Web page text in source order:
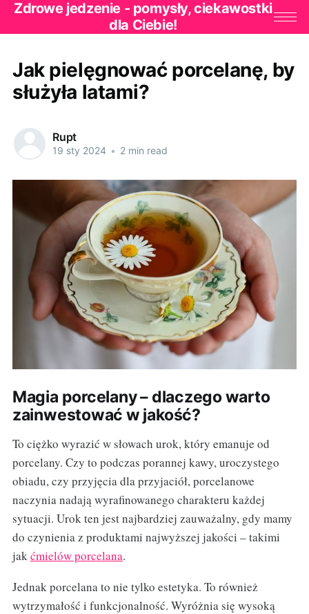
Zdrowe jedzenie - pomysły, ciekawostki
dla Ciebie!
Jak pielęgnować porcelanę, by
służyła latami?
Rupt
19 sty 2024 • 2 min read
Magia porcelany – dlaczego warto
zainwestować w jakość?
To ciężko wyrazić w słowach urok, który emanuje od
porcelany. Czy to podczas porannej kawy, uroczystego
obiadu, czy przyjęcia dla przyjaciół, porcelanowe
naczynia nadają wyrafinowanego charakteru każdej
sytuacji. Urok ten jest najbardziej zauważalny, gdy mamy
do czynienia z produktami najwyższej jakości – takimi
jakćmielów porcelana.
Jednak porcelana to nie tylko estetyka. To również
wytrzymałość i funkcjonalność. Wyróżnia się wysoką